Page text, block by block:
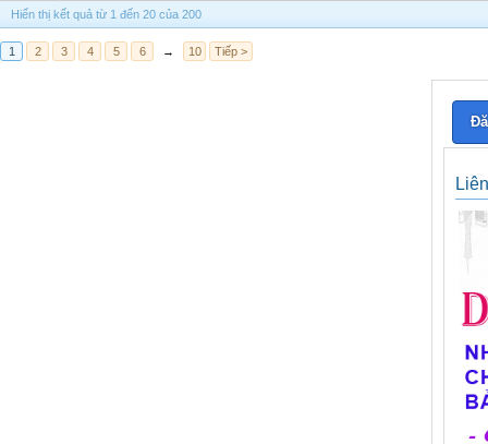
Hiển thị kết quả từ 1 đến 20 của 200
1 2 3 4 5 6 → 10 Tiếp >